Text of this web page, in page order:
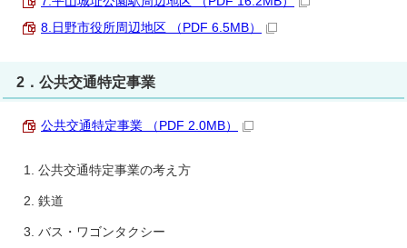
8.日野市役所周辺地区 （PDF 6.5MB）
2．公共交通特定事業
公共交通特定事業 （PDF 2.0MB）
公共交通特定事業の考え方
鉄道
バス・ワゴンタクシー